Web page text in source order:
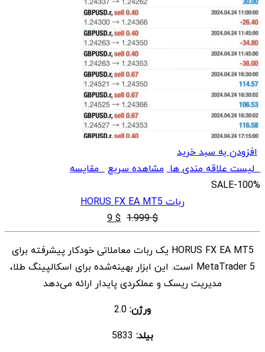
افزودن به سبد خرید
لیست علاقه مندی ها مشاهده سریعمقایسه
SALE-100%
ربات HORUS FX EA MT5
$
1.999
قیمت
اصلی
$ 1.999
بود.
$
9 قیمت
فعلی
$ 9
است.
HORUS FX EA MT5 یک ربات معاملاتی خودکار پیشرفته برای
MetaTrader 5 است. این ابزار بهینه‌شده برای اسکالپینگ طلا،
مدیریت ریسک و عملکردی پایدار ارائه می‌دهد
ورژن:
بیلد: